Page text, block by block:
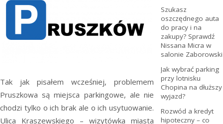
Tak jak pisałem wcześniej, problemem
Pruszkowa są miejsca parkingowe, ale nie
chodzi tylko o ich brak ale o ich usytuowanie.
Ulica Kraszewskiego – wizytówka miasta
Szukasz
oszczędnego auta
do pracy i na
zakupy? Sprawdź
Nissana Micra w
salonie Zaborowski
Jak wybrać parking
przy lotnisku
Chopina na dłuższy
wyjazd?
Rozwód a kredyt
hipoteczny – co